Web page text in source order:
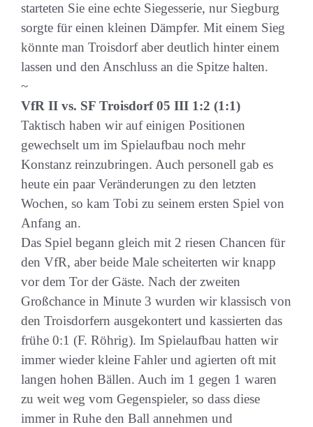
starteten Sie eine echte Siegesserie, nur Siegburg
sorgte für einen kleinen Dämpfer. Mit einem Sieg
könnte man Troisdorf aber deutlich hinter einem
lassen und den Anschluss an die Spitze halten.
~
VfR II vs. SF Troisdorf 05 III 1:2 (1:1)
Taktisch haben wir auf einigen Positionen
gewechselt um im Spielaufbau noch mehr
Konstanz reinzubringen. Auch personell gab es
heute ein paar Veränderungen zu den letzten
Wochen, so kam Tobi zu seinem ersten Spiel von
Anfang an.
Das Spiel begann gleich mit 2 riesen Chancen für
den VfR, aber beide Male scheiterten wir knapp
vor dem Tor der Gäste. Nach der zweiten
Großchance in Minute 3 wurden wir klassisch von
den Troisdorfern ausgekontert und kassierten das
frühe 0:1 (F. Röhrig). Im Spielaufbau hatten wir
immer wieder kleine Fahler und agierten oft mit
langen hohen Bällen. Auch im 1 gegen 1 waren
zu weit weg vom Gegenspieler, so dass diese
immer in Ruhe den Ball annehmen und